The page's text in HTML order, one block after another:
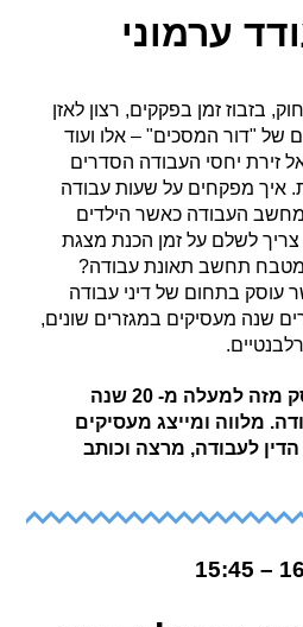
ערמוני
בזבוז זמן בפקקים, רצון לאזן
של "דור המסכים" – אלו ועוד
זירת יחסי העבודה הסדרים
איך מפקחים על שעות עבודה
העבודה כאשר הילדים
לשלם על זמן הכנת מצגת
תחשב תאונת עבודה?
עוסק בתחום של דיני עבודה
שנה מעסיקים במגזרים שונים,
עו"ד עודד ערמוני – עוסק מזה למעלה מ- 20 שנה
מלווה ומייצג מעסיקים
לעבודה, מרצה וכותב